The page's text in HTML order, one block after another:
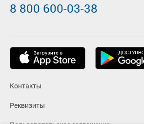
Контакты
Реквизиты
8 800 600-03-38